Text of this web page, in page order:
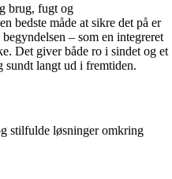
brug, fugt og
bedste måde at sikre det på er
– som en integreret
Det giver både ro i sindet og et
sundt langt ud i fremtiden.
stilfulde løsninger omkring